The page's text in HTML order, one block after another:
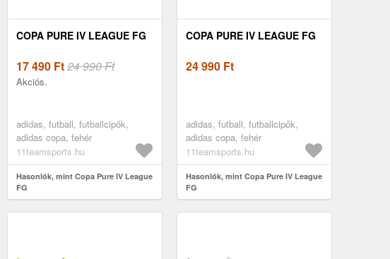
COPA PURE IV LEAGUE FG
17 490 Ft24 990 Ft
Akciós.
adidas, futball, futballcipők,
adidas copa, fehér
11teamsports.hu
Hasonlók, mint Copa Pure IV League
FG
COPA PURE IV LEAGUE FG
24 990 Ft
adidas, futball, futballcipők,
adidas copa, fehér
11teamsports.hu
Hasonlók, mint Copa Pure IV League
FG